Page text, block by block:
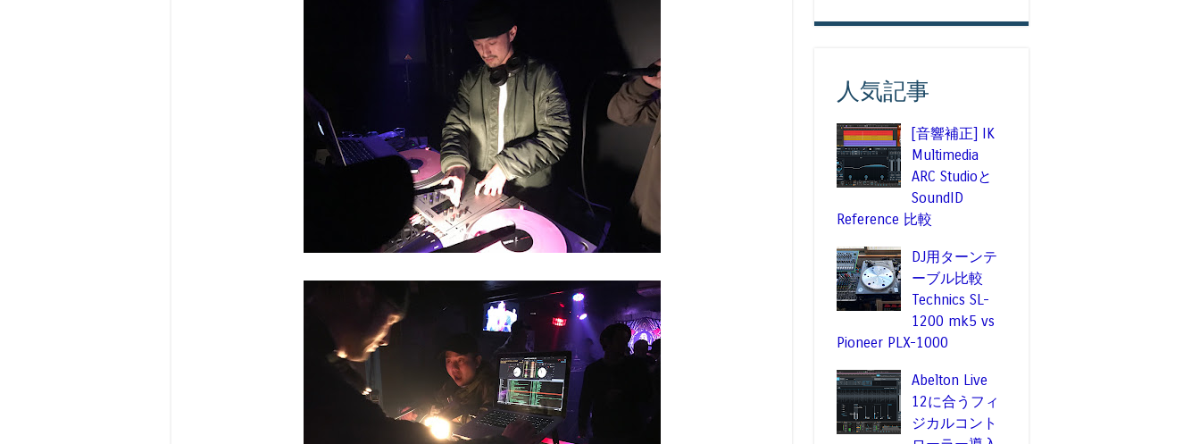
人気記事
[音響補正] IK
Multimedia
ARC Studioと
SoundID
Reference 比較
DJ用ターンテ
ーブル比較
Technics SL-
1200 mk5 vs
Pioneer PLX-1000
Abelton Live
12に合うフィ
ジカルコント